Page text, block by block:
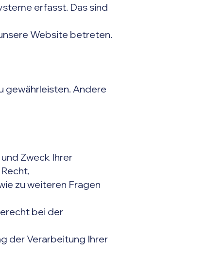
erfasst. Das sind
Website betreten.
gewährleisten. Andere
Zweck Ihrer
zu weiteren Fragen
bei der
der Verarbeitung Ihrer